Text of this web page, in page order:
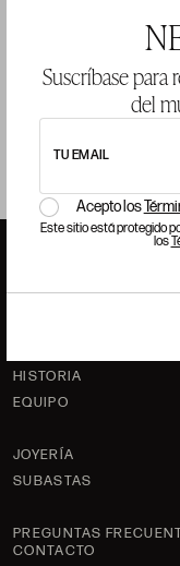
Suscríbase
del
TU EMAIL
Acepto los
Este sitio está protegido
los
Precio salida 20.000
HISTORIA
EQUIPO
JOYERÍA
SUBASTAS
PREGUNTAS
CONTACTO